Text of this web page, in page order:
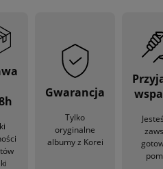
Gwarancja
Tylko
oryginalne
albumy z Korei